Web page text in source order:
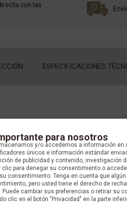
con las
ESPECIFICACIONES
para nosotros
y/o accedemos a información en
únicos e información estándar
de publicidad y contenido, investigación
para denegar su consentimiento o
consentimiento. Tenga en cuenta que
pero usted tiene el derecho de
Puede cambiar sus preferencias o retirar su
clic en el botón "Privacidad" en la parte